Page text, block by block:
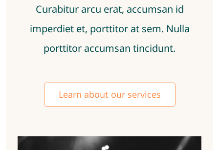
Curabitur arcu erat, accumsan id
imperdiet et, porttitor at sem. Nulla
porttitor accumsan tincidunt.
Learn about our services